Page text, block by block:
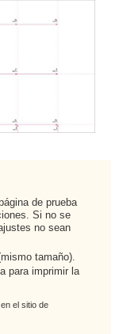
de prueba
Si no se
no sean
tamaño).
para imprimir la
el sitio de